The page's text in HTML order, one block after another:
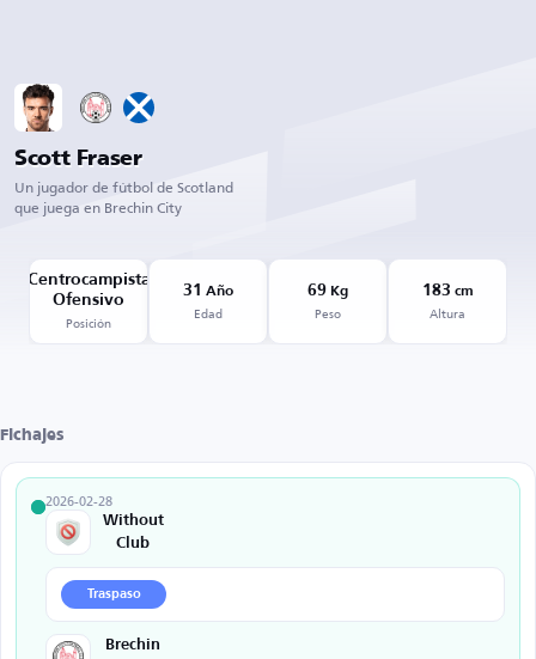
Scott Fraser
Un jugador de fútbol de Scotland
que juega en Brechin City
Centrocampista
Ofensivo
Posición
31 Año
Edad
69 Kg
Peso
183 cm
Altura
Fichajes
2026-02-28
Without
Club
Traspaso
Brechin